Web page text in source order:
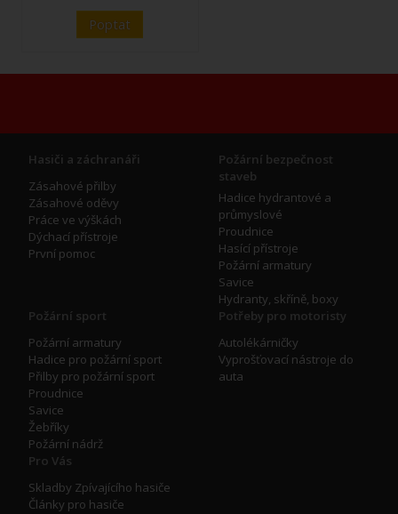
Poptat
Hasiči a záchranáři
Zásahové přilby
Zásahové oděvy
Práce ve výškách
Dýchací přístroje
První pomoc
Požární bezpečnost
staveb
Hadice hydrantové a
průmyslové
Proudnice
Hasící přístroje
Požární armatury
Savice
Hydranty, skříně, boxy
Požární sport
Požární armatury
Hadice pro požární sport
Přilby pro požární sport
Proudnice
Savice
Žebříky
Požární nádrž
Potřeby pro motoristy
Autolékárničky
Vyprošťovací nástroje do
auta
Pro Vás
Skladby Zpívajícího hasiče
Články pro hasiče